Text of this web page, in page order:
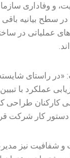
و وفاداری
در سطح بیانیه باقی
عملیاتی در
«در راستای
عملکرد با
کارکنان طراحی
کار شرکت
شفافیت نیز